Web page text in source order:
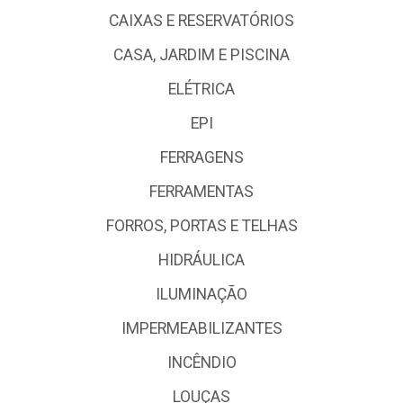
CAIXAS E RESERVATÓRIOS
CASA, JARDIM E PISCINA
ELÉTRICA
EPI
FERRAGENS
FERRAMENTAS
FORROS, PORTAS E TELHAS
HIDRÁULICA
ILUMINAÇÃO
IMPERMEABILIZANTES
INCÊNDIO
LOUÇAS